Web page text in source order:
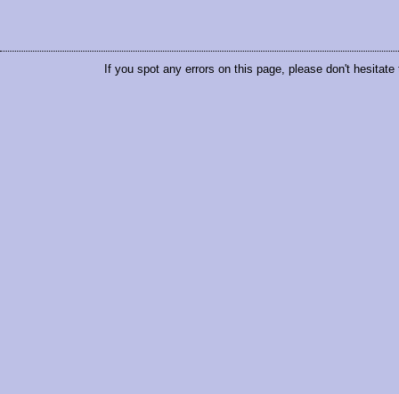
If you spot any errors on this page, please don't